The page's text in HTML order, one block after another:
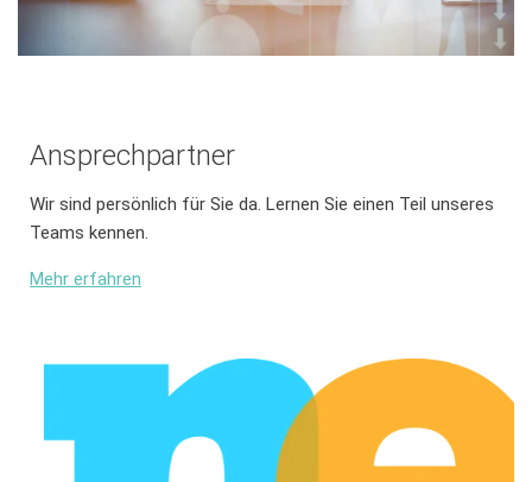
Ansprechpartner
Wir sind persönlich für Sie da. Lernen Sie einen Teil unseres
Teams kennen.
Mehr erfahren